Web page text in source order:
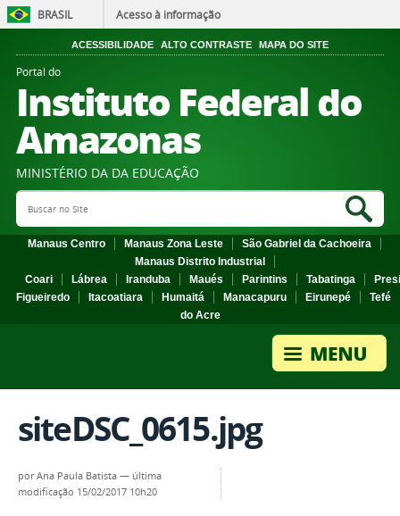
BRASIL Acesso à informação
ACESSIBILIDADE ALTO CONTRASTE MAPA DO SITE
Portal do
Instituto Federal do
Amazonas
MINISTÉRIO DA DA EDUCAÇÃO
Search Site
Manaus Centro Manaus Zona Leste
São Gabriel da Cachoeira
Manaus Distrito Industrial
Coari
Lábrea Iranduba Maués Parintins Tabatinga
Figueiredo
Itacoatiara Humaitá Manacapuru Eirunepé
Tefé
do Acre
siteDSC_0615.jpg
porAna Paula Batista — última
modificação 15/02/2017 10h20